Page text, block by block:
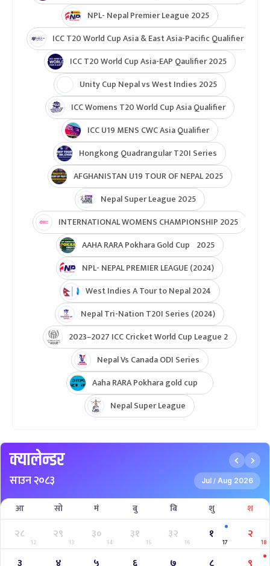
NPL- Nepal Premier League 2025
ICC T20 World Cup Asia & East Asia-Pacific Qualifier
ICC T20 World Cup Asia-EAP Qaulifier 2025
Unity Cup Nepal vs West Indies 2025
ICC Womens T20 World Cup Asia Qualifier
ICC U19 MENS CWC Asia Qualifier
Hongkong Quadrangular T20I Series
AFGHANISTAN U19 TOUR OF NEPAL 2025
Nepal Super League 2025
INTERNATIONAL WOMENS CHAMPIONSHIP 2025
AAHA RARA Pokhara Gold Cup 2025
NPL- NEPAL PREMIER LEAGUE (2024)
West Indies A Tour to Nepal 2024
Nepal Tri-Nation T20I Series (2024)
2023–2027 ICC Cricket World Cup League 2
Nepal Vs Canada ODI Series
Aaha RARA Pokhara gold cup
Nepal Super League
क्यालेन्डर
साउन २०८३ Jul / Aug 2026
आ सो मं बु बि शु श
२८
12
२९
13
३०
14
३१
15
३२
16
१
17
२
18